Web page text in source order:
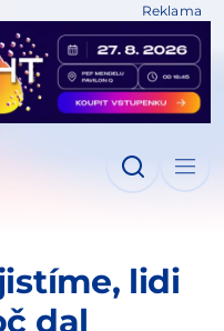
Reklama
lidi
dal